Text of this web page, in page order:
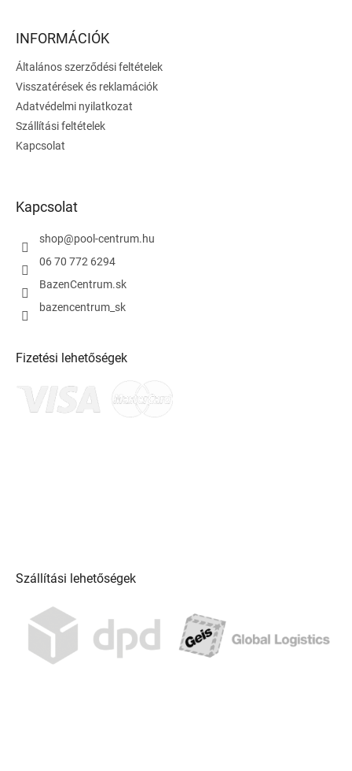
INFORMÁCIÓK
Általános szerződési feltételek
Visszatérések és reklamációk
Adatvédelmi nyilatkozat
Szállítási feltételek
Kapcsolat
Kapcsolat
shop@pool-centrum.hu
06 70 772 6294
BazenCentrum.sk
bazencentrum_sk
Fizetési lehetőségek
Szállítási lehetőségek